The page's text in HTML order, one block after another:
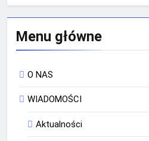
Menu główne
O NAS
WIADOMOŚCI
Aktualności